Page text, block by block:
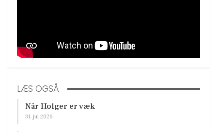
LÆS OGSÅ
Når Holger er væk
31. jul 2026